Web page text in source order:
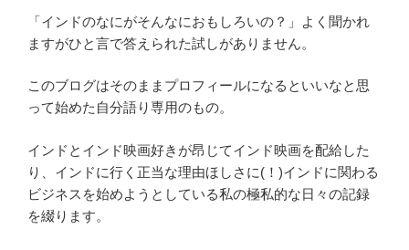
「インドのなにがそんなにおもしろいの？」よく聞かれ
ますがひと言で答えられた試しがありません。
このブログはそのままプロフィールになるといいなと思
って始めた自分語り専用のもの。
インドとインド映画好きが昂じてインド映画を配給した
り、インドに行く正当な理由ほしさに(！)インドに関わる
ビジネスを始めようとしている私の極私的な日々の記録
を綴ります。